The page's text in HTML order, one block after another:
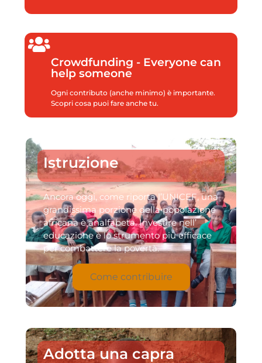
Crowdfunding - Everyone can
help someone
Ogni contributo (anche minimo) è importante.
Scopri cosa puoi fare anche tu.
Istruzione
Ancora oggi, come riporta l’UNICEF, una
grandissima porzione della popolazione
africana è analfabeta. Investire nell’
educazione è lo strumento più efficace
per combattere la povertà.
Come contribuire
Adotta una capra